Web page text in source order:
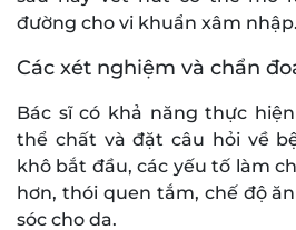
đường cho vi khuẩn xâm nhập.
Các xét nghiệm và chẩn
Bác sĩ có khả năng thực
thể chất và đặt câu hỏi về
khô bắt đầu, các yếu tố làm
hơn, thói quen tắm, chế độ
sóc cho da.